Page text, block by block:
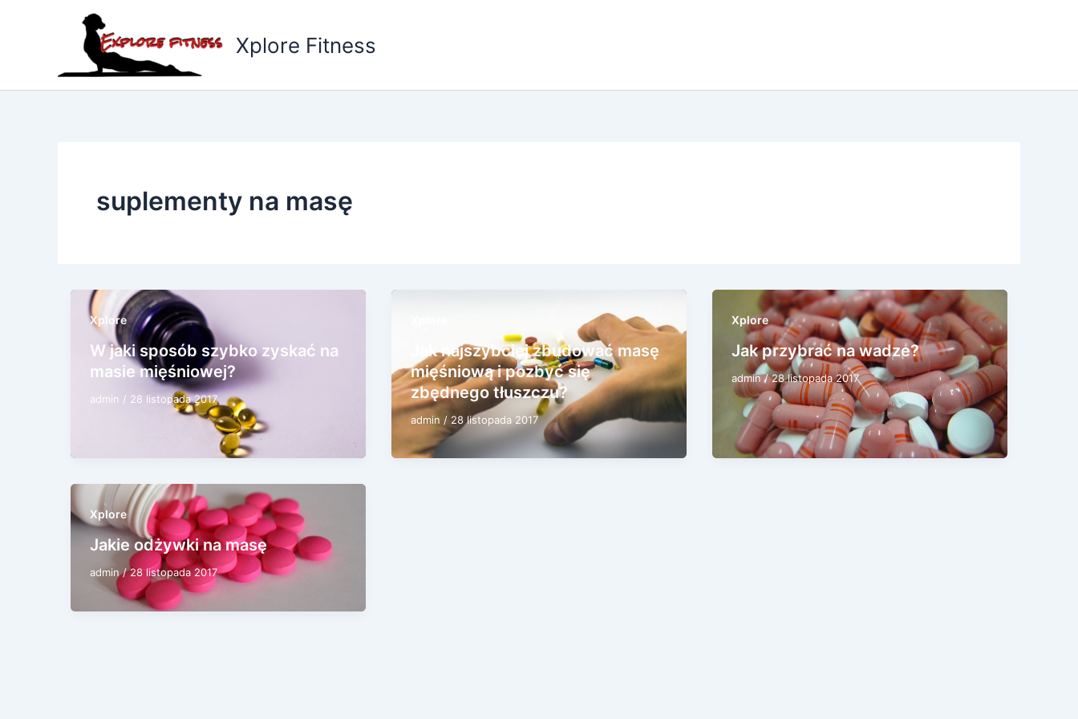
Xplore Fitness
suplementy na masę
Xplore
W jaki sposób szybko zyskać na
masie mięśniowej?
admin / 28 listopada 2017
Jak najszybciej zbudować masę
mięśniową i pozbyć się
zbędnego tłuszczu?
admin / 28 listopada 2017
Xplore
Jak przybrać na wadze?
admin/28 listopada 2017
Xplore
Jakie odżywki na masę
admin/28 listopada 2017